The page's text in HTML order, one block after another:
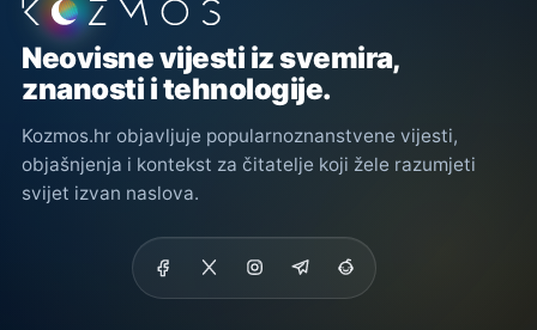
Podnožje stranice
Neovisne vijesti iz svemira,
znanosti i tehnologije.
Kozmos.hr objavljuje popularnoznanstvene vijesti,
objašnjenja i kontekst za čitatelje koji žele razumjeti
svijet izvan naslova.